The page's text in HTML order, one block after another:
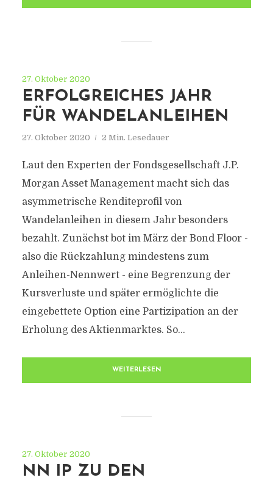
27. Oktober 2020
ERFOLGREICHES JAHR
FÜR WANDELANLEIHEN
27. Oktober 2020 2 Min. Lesedauer
Laut den Experten der Fondsgesellschaft J.P.
Morgan Asset Management macht sich das
asymmetrische Renditeprofil von
Wandelanleihen in diesem Jahr besonders
bezahlt. Zunächst bot im März der Bond Floor -
also die Rückzahlung mindestens zum
Anleihen-Nennwert - eine Begrenzung der
Kursverluste und später ermöglichte die
eingebettete Option eine Partizipation an der
Erholung des Aktienmarktes. So...
WEITERLESEN
27. Oktober 2020
NN IP ZU DEN